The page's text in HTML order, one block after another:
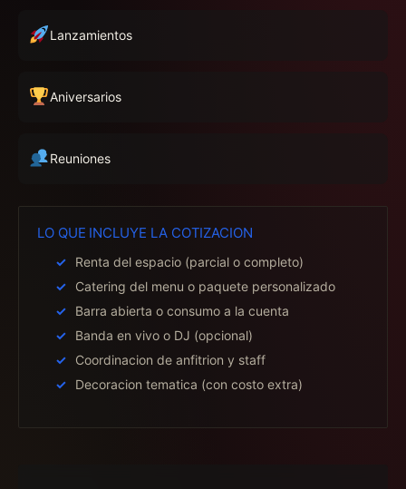
Lanzamientos
Aniversarios
Reuniones
LO QUE INCLUYE LA COTIZACION
Renta del espacio (parcial o completo)
Catering del menu o paquete personalizado
Barra abierta o consumo a la cuenta
Banda en vivo o DJ (opcional)
Coordinacion de anfitrion y staff
Decoracion tematica (con costo extra)